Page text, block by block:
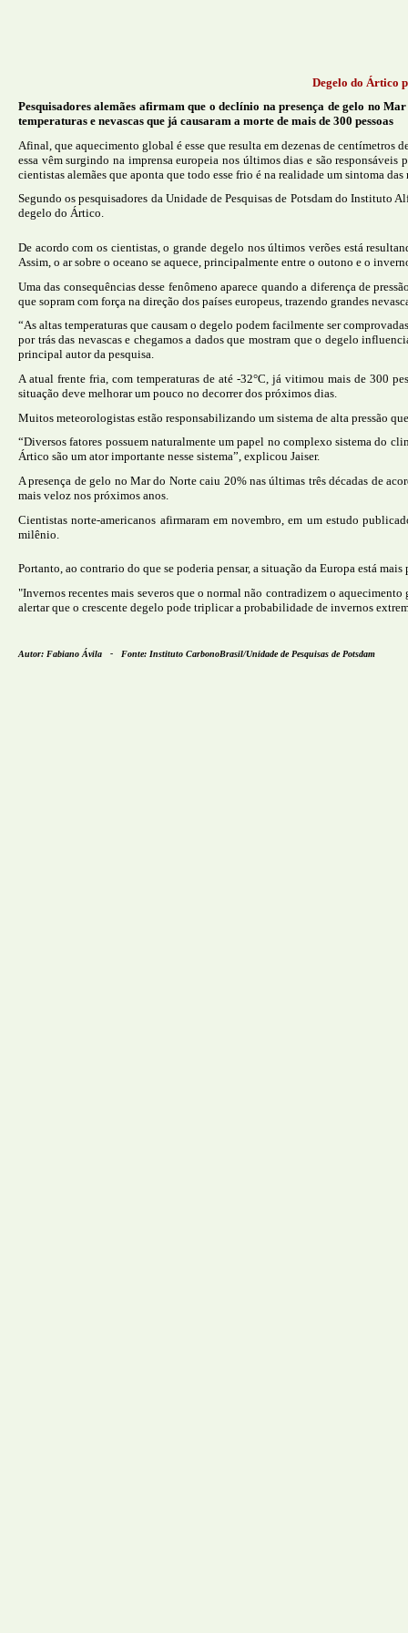
Degelo do Ártico
Pesquisadores alemães afirmam que o declínio na presença de gelo no
temperaturas e nevascas que já causaram a morte de mais de 300 pessoas
Afinal, que aquecimento global é esse que resulta em dezenas de centímetros
essa vêm surgindo na imprensa europeia nos últimos dias e são responsáveis
cientistas alemães que aponta que todo esse frio é na realidade um sintoma
Segundo os pesquisadores da Unidade de Pesquisas de Potsdam do Instituto
degelo do Ártico.
De acordo com os cientistas, o grande degelo nos últimos verões está
Assim, o ar sobre o oceano se aquece, principalmente entre o outono e o
Uma das consequências desse fenômeno aparece quando a diferença de
que sopram com força na direção dos países europeus, trazendo grandes
“As altas temperaturas que causam o degelo podem facilmente ser
por trás das nevascas e chegamos a dados que mostram que o degelo
principal autor da pesquisa.
A atual frente fria, com temperaturas de até -32°C, já vitimou mais de 300
situação deve melhorar um pouco no decorrer dos próximos dias.
Muitos meteorologistas estão responsabilizando um sistema de alta pressão
“Diversos fatores possuem naturalmente um papel no complexo sistema do
Ártico são um ator importante nesse sistema”, explicou Jaiser.
A presença de gelo no Mar do Norte caiu 20% nas últimas três décadas de
mais veloz nos próximos anos.
Cientistas norte-americanos afirmaram em novembro, em um estudo
milênio.
Portanto, ao contrario do que se poderia pensar, a situação da Europa está
"Invernos recentes mais severos que o normal não contradizem o
alertar que o crescente degelo pode triplicar a probabilidade de invernos
Autor: Fabiano Ávila - Fonte: Instituto CarbonoBrasil/Unidade de Pesquisas de Potsdam